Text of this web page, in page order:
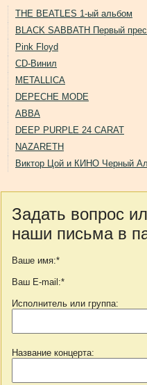
THE BEATLES 1-ый альбом
BLACK SABBATH Первый
Pink Floyd
CD-Винил
METALLICA
DEPECHE MODE
ABBA
DEEP PURPLE 24 CARAT
NAZARETH
Виктор Цой и КИНО Черный
Задать вопрос
наши письма в
Ваше имя:*
Ваш E-mail:*
Исполнитель или группа:
Название концерта: